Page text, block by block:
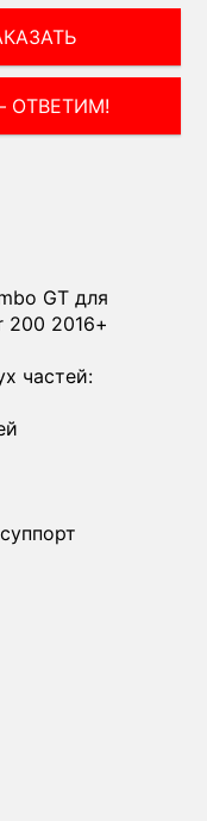
GT для
200 2016+
частей: